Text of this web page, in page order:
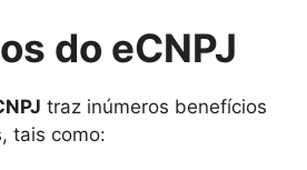
do eCNPJ
traz inúmeros benefícios
tais como: